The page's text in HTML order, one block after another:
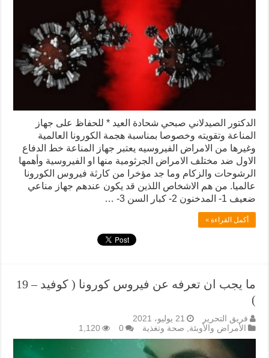
الدكتور الصيدلاني صبحي شحادة العيد * للحفاظ على جهاز
المناعة وتقويته وخصوصا بمناسبة هجمة الكورونا العالمية
وغيرها من الامراض الفيروسيه يعتبر جهاز المناعة خط الدفاع
الاول ضد مختلف الامراض الجرثومية منها او الفيروسية وأهمها
الرشوحات والزكام وما جد مؤخرا من كارثة فيروس الكورونا
عالميا. من هم الاشخاص اللذين قد يكون عندهم جهاز مناعي
ضعيف 1- المدخنون 2- كبار السن 3- …
أكمل القراءة »
ما يجب ان تعرفه عن فيروس كورونا ( كوفيد – 19
)
فريق التحرير
21 يوليو، 2021
الأمراض والأوبئة, صحة وتغذية 0
1,120